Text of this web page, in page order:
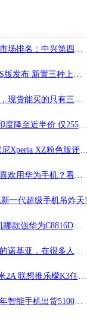
第四，诺基亚第二，华为排第几？!
布 新置三种上网模式!
的只有三星，华为最快推新款？!
降至近半价 仅2558元!
Xperia XZ粉色版评测!
机？看看这5个小细节，你就明白了!
一代超级手机吊炸天!
华为T8950N华为畅享6S华为畅享7!
很多人眼里却是世界上最好的手机!
联想推乐檬K3任性版!
货5100万部，主要客户为“华米OS”!